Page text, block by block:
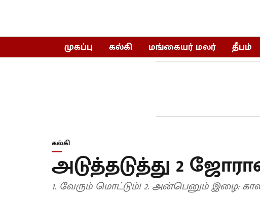
முகப்பு கல்கி மங்கையர் மலர் தீபம்
கல்கி
அடுத்தடுத்து 2
1. வேரும் மொட்டும்! 2. அன்பெனும்